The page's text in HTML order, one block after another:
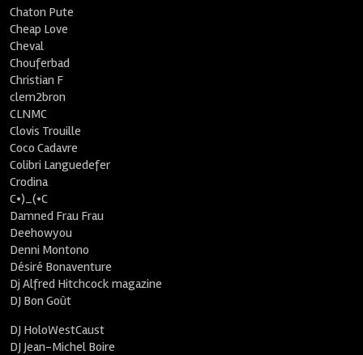
Chaton Pute
Cheap Love
Cheval
Chouferbad
Christian F
clem2bron
CLNMC
Clovis Trouille
Coco Cadavre
Colibri Languedefer
Crodina
C•)_(•C
Damned Frau Frau
Deehowyou
Denni Montono
Désiré Bonaventure
Dj Alfred Hitchcock magazine
DJ Bon Goût
DJ HoloWestCaust
DJ Jean-Michel Boire